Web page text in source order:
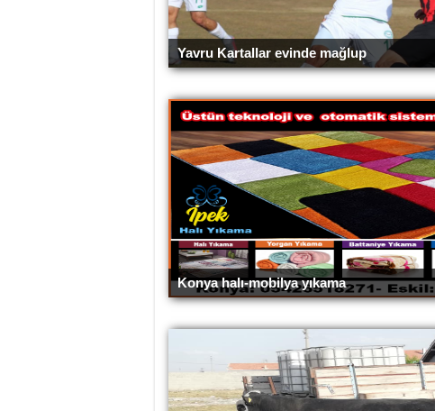
Yavru Kartallar evinde mağlup
Konya halı-mobilya yıkama